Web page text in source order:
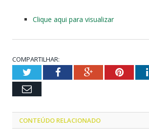
Clique aqui para visualizar
COMPARTILHAR:
TwitterFacebookGoogle+
Email
CONTEÚDO RELACIONADO